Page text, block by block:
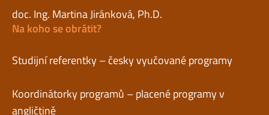
doc. Ing. Martina Jiránková, Ph.D.
Na koho se obrátit?
Studijní referentky – česky vyučované programy
Koordinátorky programů – placené programy v
angličtině